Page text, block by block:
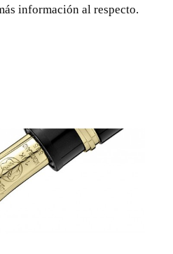
información al respecto.